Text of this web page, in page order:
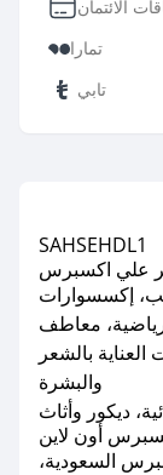
الائتمان
تمارا
تابي
SAHSEHDL1
إكسسوارات
معاطف
بالشعر
والبشرة
ديكور وأثاث
أون لاين
السعودية،